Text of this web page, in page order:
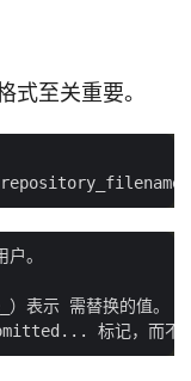
式至关重要。